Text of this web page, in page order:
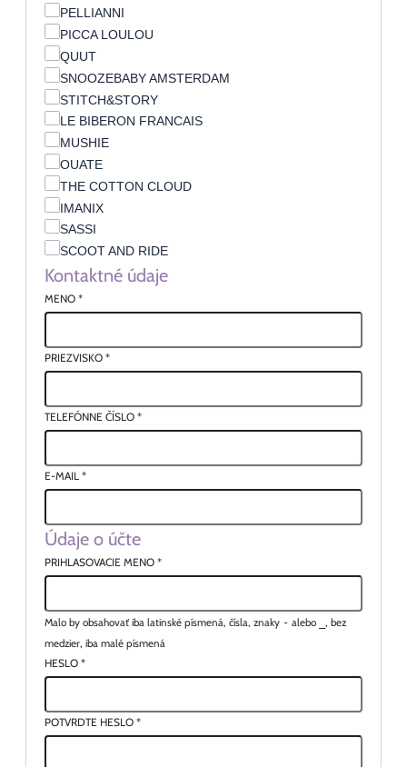
PELLIANNI
PICCA LOULOU
QUUT
SNOOZEBABY AMSTERDAM
STITCH&STORY
LE BIBERON FRANCAIS
MUSHIE
OUATE
THE COTTON CLOUD
IMANIX
SASSI
SCOOT AND RIDE
Kontaktné údaje
MENO *
PRIEZVISKO *
TELEFÓNNE ČÍSLO *
E-MAIL *
Údaje o účte
PRIHLASOVACIE MENO *
Malo by obsahovať iba latinské písmená, čísla, znaky - alebo
, bez
medzier, iba malé písmená
HESLO *
POTVRDTE HESLO *